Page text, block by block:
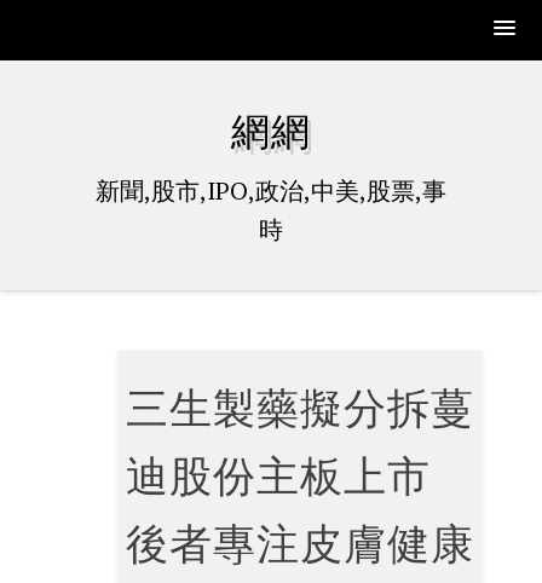
網網
新聞,股市,IPO,政治,中美,股票,事
時
三生製藥擬分拆蔓
迪股份主板上市
後者專注皮膚健康